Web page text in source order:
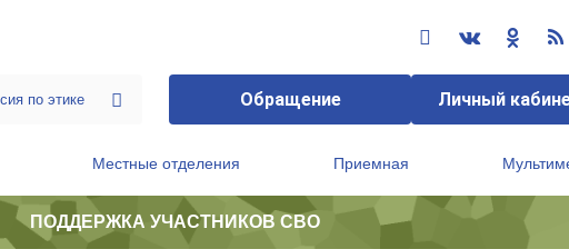
Обращение Личный
Местные отделения Приемная
ПОДДЕРЖКА УЧАСТНИКОВ СВО